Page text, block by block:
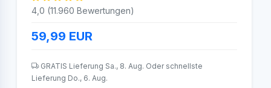
4,0 (11.960 Bewertungen)
59,99 EUR
GRATIS Lieferung Sa., 8. Aug. Oder schnellste
Lieferung Do., 6. Aug.